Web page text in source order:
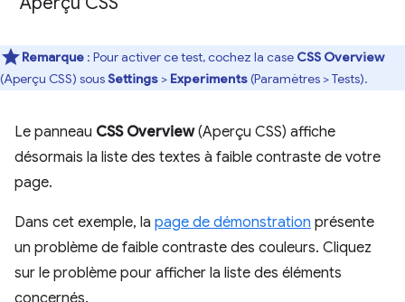
Remarque : Pour activer ce test, cochez la case CSS Overview
(Aperçu CSS) sousSettings > Experiments(Paramètres > Tests).
Le panneau CSS Overview(Aperçu CSS) affiche
désormais la liste des textes à faible contraste de votre
page.
Dans cet exemple, la page de démonstration présente
un problème de faible contraste des couleurs. Cliquez
sur le problème pour afficher la liste des éléments
concernés.